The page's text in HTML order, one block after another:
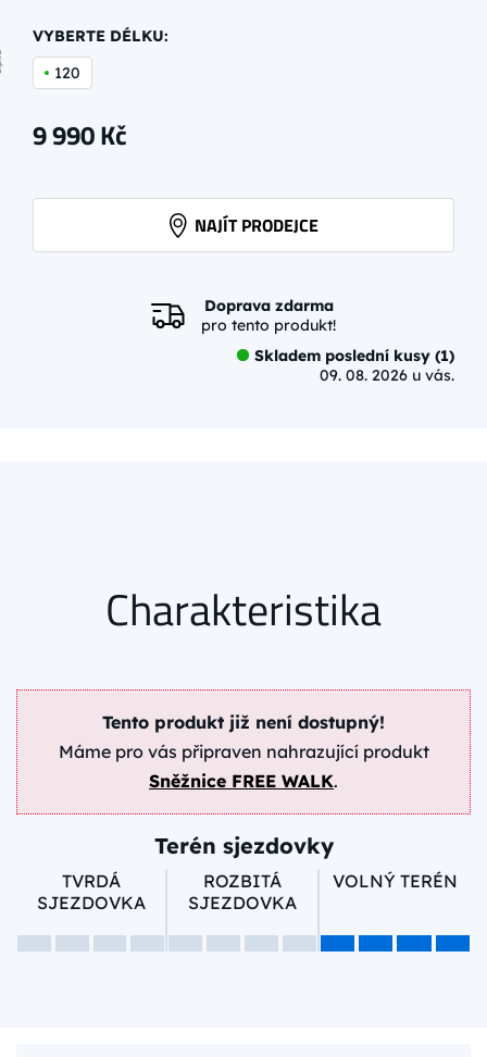
VYBERTE DÉLKU:
120
9 990Kč
NAJÍT PRODEJCE
Doprava zdarma
pro tento produkt!
Skladem poslední kusy (1)
09. 08. 2026 u vás.
Charakteristika
Tento produkt již není dostupný!
Máme pro vás připraven nahrazující produkt
Sněžnice FREE WALK.
Terén sjezdovky
TVRDÁ
SJEZDOVKA
ROZBITÁ
SJEZDOVKA
VOLNÝ TERÉN